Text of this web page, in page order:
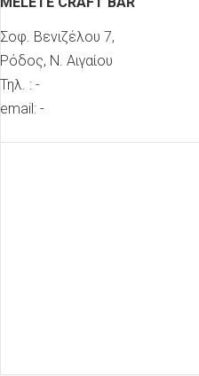
Σοφ. Βενιζέλου 7,
Ρόδος, Ν. Αιγαίου
Τηλ. : -
email: -